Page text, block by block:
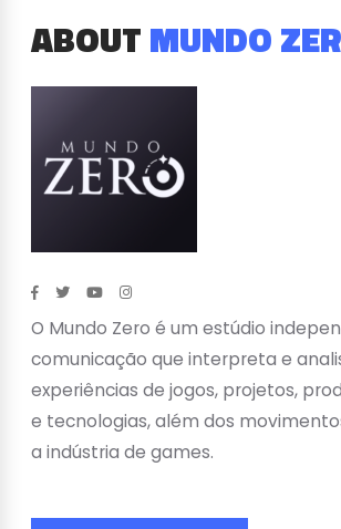
ABOUTMUNDO
O Mundo Zero é um estúdio
comunicação que interpreta e
experiências de jogos, projetos,
e tecnologias, além dos
a indústria de games.